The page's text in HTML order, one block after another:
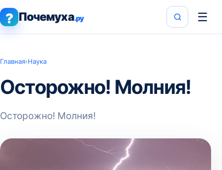
? Почемуха.ру ☰
Главная›Наука
Осторожно! Молния!
Осторожно! Молния!